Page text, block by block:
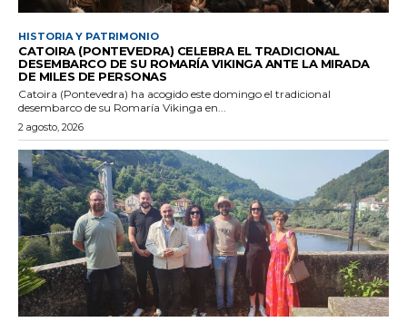
HISTORIA Y PATRIMONIO
CATOIRA (PONTEVEDRA) CELEBRA EL TRADICIONAL
DESEMBARCO DE SU ROMARÍA VIKINGA ANTE LA MIRADA
DE MILES DE PERSONAS
Catoira (Pontevedra) ha acogido este domingo el tradicional
desembarco de su Romaría Vikinga en...
2 agosto, 2026